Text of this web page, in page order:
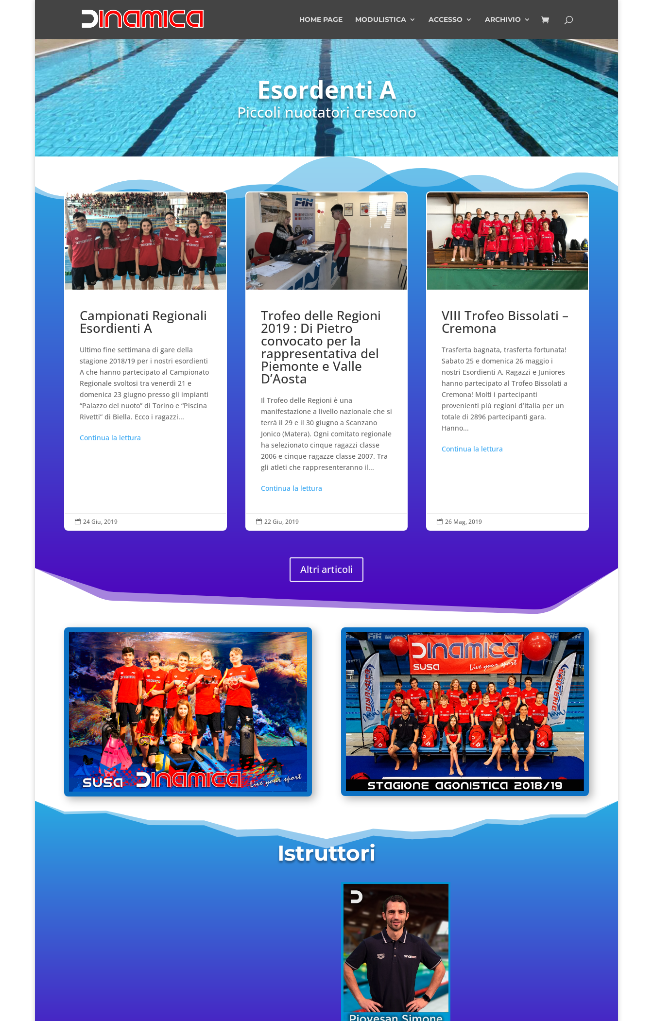
HOME PAGE MODULISTICA ACCESSO ARCHIVIO
Esordenti A
Piccoli nuotatori crescono
Campionati Regionali
Esordienti A
Ultimo fine settimana di gare della
stagione 2018/19 per i nostri esordienti
A che hanno partecipato al Campionato
Regionale svoltosi tra venerdì 21 e
domenica 23 giugno presso gli impianti
“Palazzo del nuoto” di Torino e “Piscina
Rivetti” di Biella. Ecco i ragazzi...
Continua la lettura
 24 Giu, 2019
Trofeo delle Regioni
2019 : Di Pietro
convocato per la
rappresentativa del
Piemonte e Valle
D’Aosta
Il Trofeo delle Regioni è una
manifestazione a livello nazionale che si
terrà il 29 e il 30 giugno a Scanzano
Jonico (Matera). Ogni comitato regionale
ha selezionato cinque ragazzi classe
2006 e cinque ragazze classe 2007. Tra
gli atleti che rappresenteranno il...
Continua la lettura
 22 Giu, 2019
VIII Trofeo Bissolati –
Cremona
Trasferta bagnata, trasferta fortunata!
Sabato 25 e domenica 26 maggio i
nostri Esordienti A, Ragazzi e Juniores
hanno partecipato al Trofeo Bissolati a
Cremona! Molti i partecipanti
provenienti più regioni d’Italia per un
totale di 2896 partecipanti gara.
Hanno...
Continua la lettura
 26 Mag, 2019
Altri articoli
Istruttori